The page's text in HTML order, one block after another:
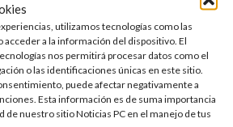
utilizamos tecnologías como las
acceder a la información del dispositivo. El
nos permitirá procesar datos como el
o las identificaciones únicas en este sitio.
puede afectar negativamente a
Esta información es de suma importancia
de nuestro sitio Noticias PC en el manejo de tus
INCLUSIÓN SOCIAL
MATAMOROS